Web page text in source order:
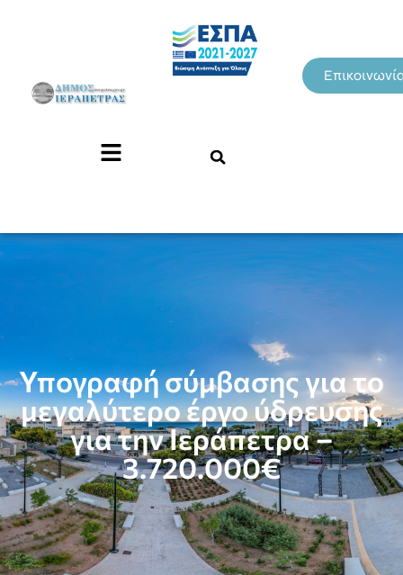
Υπογραφή σύμβασης για το
μεγαλύτερο έργο ύδρευσης
για την Ιεράπετρα –
3.720.000€